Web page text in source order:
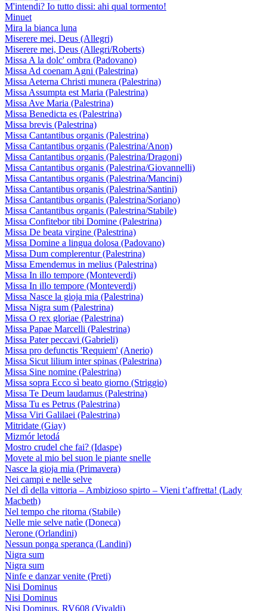
M'intendi? Io tutto dissi: ahi qual tormento!
Minuet
Mira la bianca luna
Miserere mei, Deus (Allegri)
Miserere mei, Deus (Allegri/Roberts)
Missa A la dolc' ombra (Padovano)
Missa Ad coenam Agni (Palestrina)
Missa Aeterna Christi munera (Palestrina)
Missa Assumpta est Maria (Palestrina)
Missa Ave Maria (Palestrina)
Missa Benedicta es (Palestrina)
Missa brevis (Palestrina)
Missa Cantantibus organis (Palestrina)
Missa Cantantibus organis (Palestrina/Anon)
Missa Cantantibus organis (Palestrina/Dragoni)
Missa Cantantibus organis (Palestrina/Giovannelli)
Missa Cantantibus organis (Palestrina/Mancini)
Missa Cantantibus organis (Palestrina/Santini)
Missa Cantantibus organis (Palestrina/Soriano)
Missa Cantantibus organis (Palestrina/Stabile)
Missa Confitebor tibi Domine (Palestrina)
Missa De beata virgine (Palestrina)
Missa Domine a lingua dolosa (Padovano)
Missa Dum complerentur (Palestrina)
Missa Emendemus in melius (Palestrina)
Missa In illo tempore (Monteverdi)
Missa In illo tempore (Monteverdi)
Missa Nasce la gioja mia (Palestrina)
Missa Nigra sum (Palestrina)
Missa O rex gloriae (Palestrina)
Missa Papae Marcelli (Palestrina)
Missa Pater peccavi (Gabrieli)
Missa pro defunctis 'Requiem' (Anerio)
Missa Sicut lilium inter spinas (Palestrina)
Missa Sine nomine (Palestrina)
Missa sopra Ecco sì beato giorno (Striggio)
Missa Te Deum laudamus (Palestrina)
Missa Tu es Petrus (Palestrina)
Missa Viri Galilaei (Palestrina)
Mitridate (Giay)
Mizmór letodá
Mostro crudel che fai? (Idaspe)
Movete al mio bel suon le piante snelle
Nasce la gioja mia (Primavera)
Nei campi e nelle selve
Nel dì della vittoria – Ambizioso spirto – Vieni t’affretta! (Lady
Macbeth)
Nel tempo che ritorna (Stabile)
Nelle mie selve natìe (Doneca)
Nerone (Orlandini)
Nessun ponga sperança (Landini)
Nigra sum
Nigra sum
Ninfe e danzar venite (Preti)
Nisi Dominus
Nisi Dominus
Nisi Dominus, RV608 (Vivaldi)